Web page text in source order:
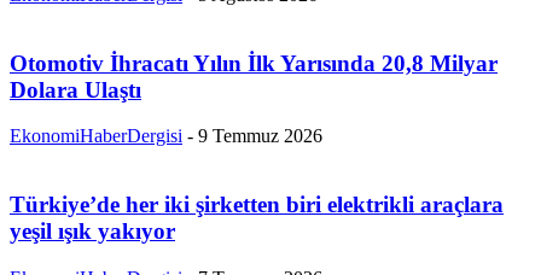
Otomotiv İhracatı Yılın İlk Yarısında 20,8 Milyar
Dolara Ulaştı
EkonomiHaberDergisi - 9 Temmuz 2026
Türkiye’de her iki şirketten biri elektrikli araçlara
yeşil ışık yakıyor